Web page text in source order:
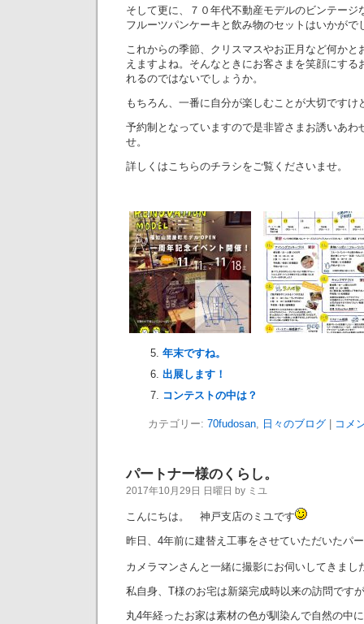
そして更に、７０年代不動産モデルのビンテージ
フルーツパンケーキと飲み物のセットはいかがで
これからの季節、クリスマスやお正月など何かと
えますよね。そんなときにお客さまを笑顔にする
れるのではないでしょうか。
もちろん、一番に自分が楽しむことが大切ですけ
予約制となっていますので是非皆さまお誘いあわ
せ。
詳しくはこちらのチラシをご覧くださいませ。
年末ですね。
出展します！
コンテストの中は？
カテゴリー: 70fudosan, 日々のブログ| コメ
パートナー様のくらし。
2017年10月29日 日曜日 by ミユ
こんにちは。 神戸支店のミユです
昨日、4年前に建替え工事をさせていただいたパ
カメラマンさんと一緒に撮影にお伺いしてきまし
私自身、T様のお宅は新築完成時以来の訪問です
丸4年経ったお家は素材の色が馴染んで自然の中